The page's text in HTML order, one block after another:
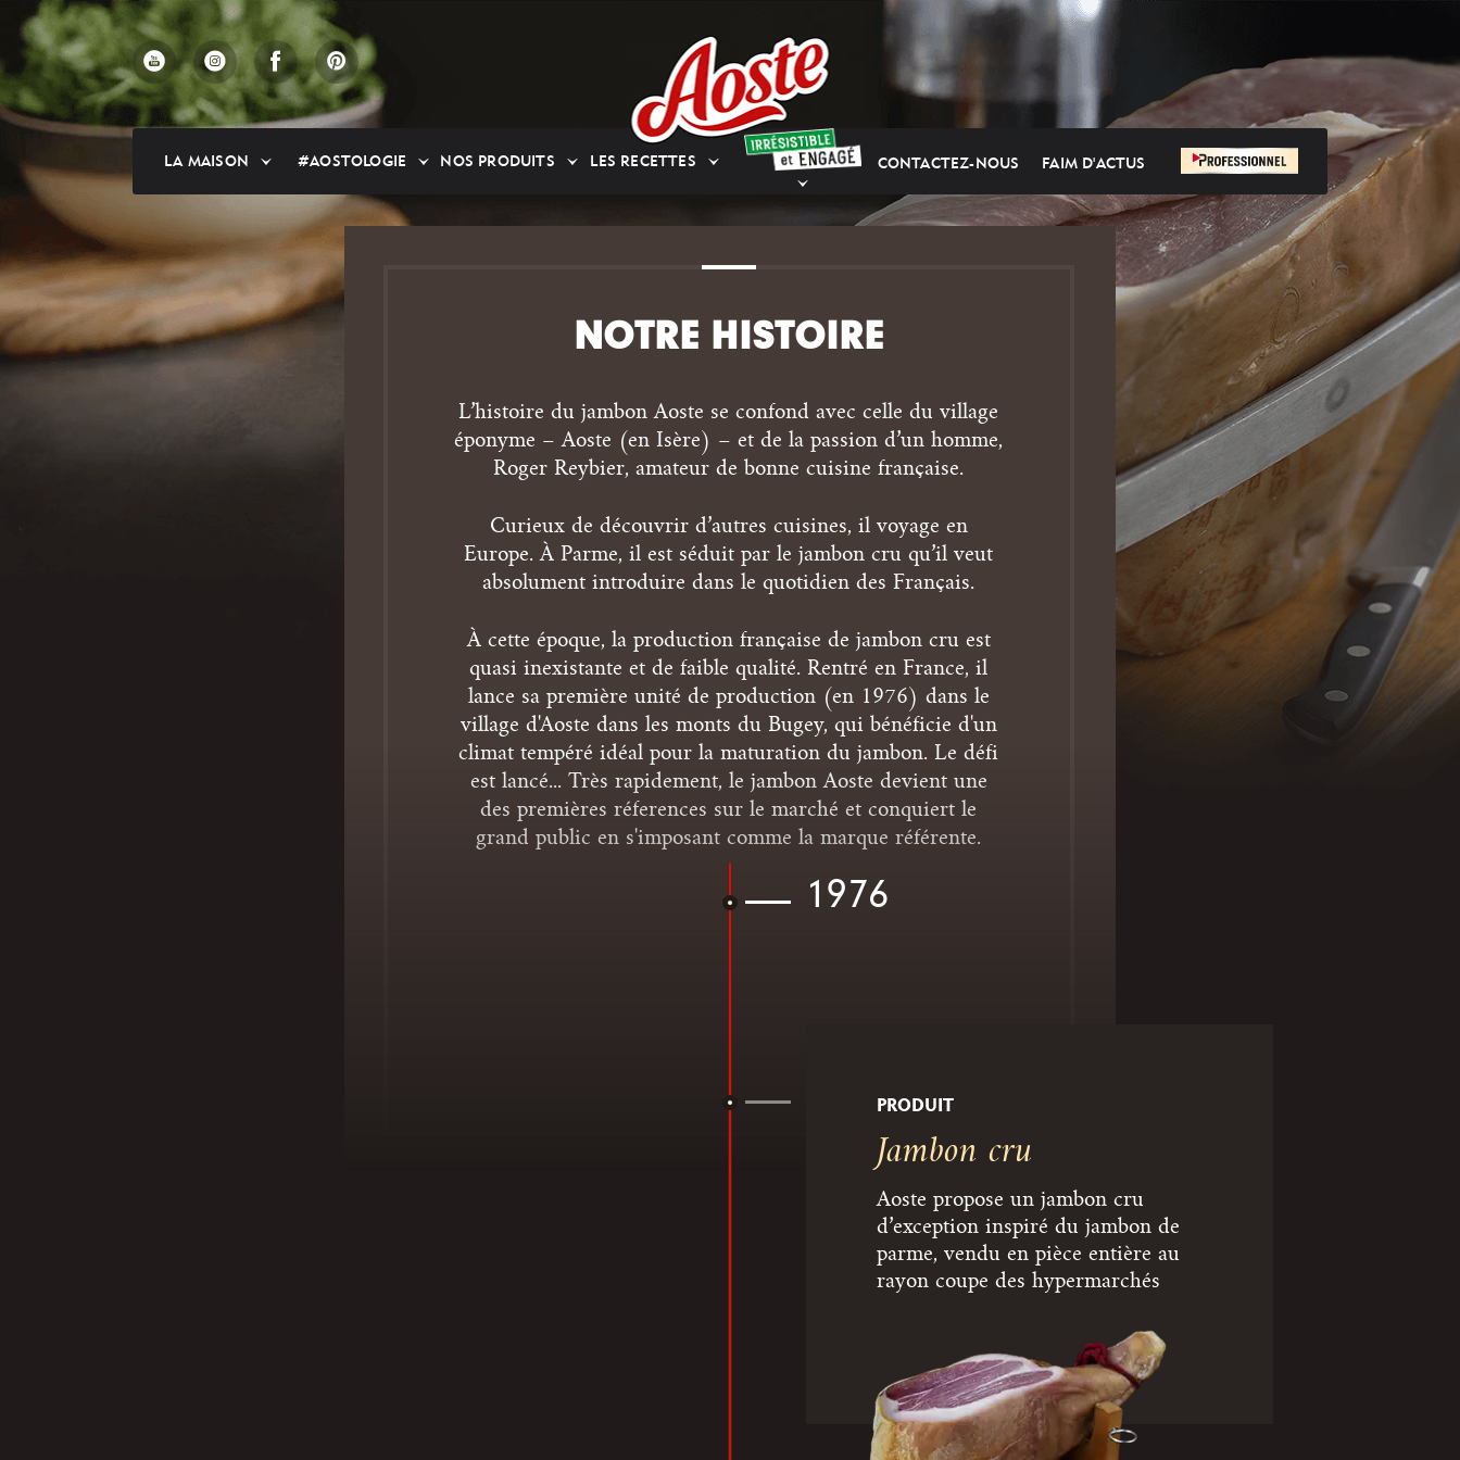
Skip
main
content
LA MAISON #AOSTOLOGIE NOS PRODUITS LES RECETTES CONTACTEZ-NOUS FAIM D'ACTUS
NOTRE HISTOIRE
L’histoire du jambon Aoste se confond avec celle du village
éponyme – Aoste (en Isère) – et de la passion d’un homme,
Roger Reybier, amateur de bonne cuisine française.
Curieux de découvrir d’autres cuisines, il voyage en
Europe. À Parme, il est séduit par le jambon cru qu’il veut
absolument introduire dans le quotidien des Français.
À cette époque, la production française de jambon cru est
quasi inexistante et de faible qualité. Rentré en France, il
lance sa première unité de production (en 1976) dans le
village d'Aoste dans les monts du Bugey, qui bénéficie d'un
climat tempéré idéal pour la maturation du jambon. Le défi
est lancé... Très rapidement, le jambon Aoste devient une
des premières réferences sur le marché et conquiert le
grand public en s'imposant comme la marque référente.
1976
PRODUIT
Jambon cru
Aoste propose un jambon cru
d’exception inspiré du jambon de
parme, vendu en pièce entière au
rayon coupe des hypermarchés